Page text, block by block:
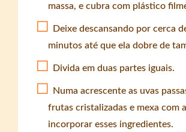
massa, e cubra com plástico
Deixe descansando por cerca
minutos até que ela dobre de
Divida em duas partes iguais.
Numa acrescente as uvas
frutas cristalizadas e mexa com
incorporar esses ingredientes.